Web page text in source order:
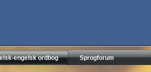
engelsk ordbog Sprogforum